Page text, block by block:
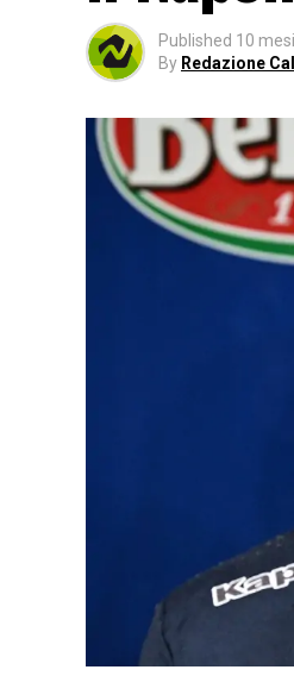
Published 10
By Redazione